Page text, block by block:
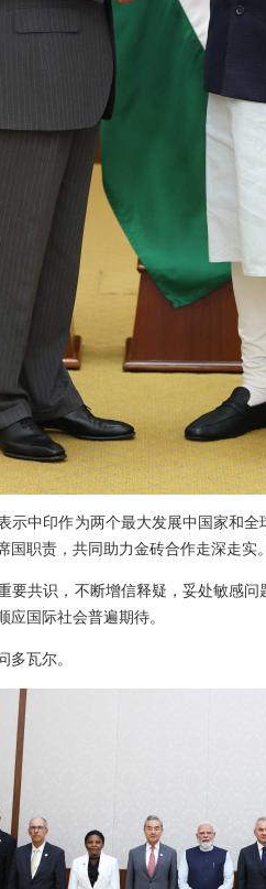
示中印作为两个最大发展中国家和
职责，共同助力金砖合作走深走实。
要共识，不断增信释疑，妥处敏感
国际社会普遍期待。
多瓦尔。